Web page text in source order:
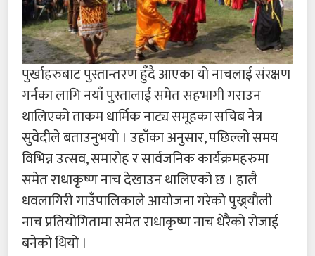
पुर्खाहरुबाट पुस्तान्तरण हुँदै आएका यो नाचलाई संरक्षण
गर्नका लागि नयाँ पुस्तालाई समेत सहभागी गराउन
थालिएको ताकम धार्मिक नाट्य समूहका सचिब नेत्र
सुवेदीले बताउनुभयो । उहाँका अनुसार, पछिल्लो समय
विभिन्न उत्सव, समारोह र सार्वजनिक कार्यक्रमहरुमा
समेत राधाकृष्ण नाच देखाउन थालिएको छ । हालै
धवलागिरी गाउँपालिकाले आयोजना गरेको पुख्र्यौली
नाच प्रतियोगितामा समेत राधाकृष्ण नाच धेरैको रोजाई
बनेको थियो ।